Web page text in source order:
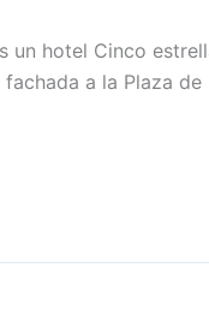
hotel Cinco
a la Plaza